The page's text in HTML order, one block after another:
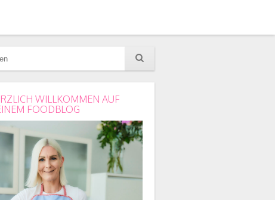
WILLKOMMEN AUF
FOODBLOG